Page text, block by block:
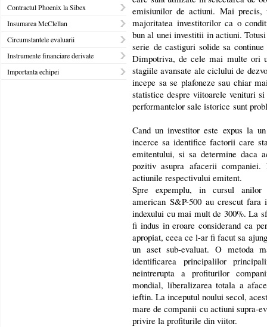
Contractul Phoenix la Sibex
Insumarea McClellan
Circumstantele evaluarii
Instrumente financiare derivate
Importanta echipei
emisiunilor de actiuni. Mai
majoritatea investitorilor ca o
bun al unei investitii in actiuni.
serie de castiguri solide sa
Dimpotriva, de cele mai multe ori
stagiile avansate ale ciclului de
incepe sa se plafoneze sau chiar
statistice despre viitoarele venituri
performantelor sale istorice sunt
Cand un investitor este expus la
incerce sa identifice factorii care
emitentului, si sa determine daca
pozitiv asupra afacerii
actiunile respectivului emitent.
Spre expemplu, in cursul
american S&P-500 au crescut fara
indexului cu mai mult de 300%. La
fi indus in eroare considerand ca
apropiat, ceea ce l-ar fi facut sa
un aset sub-evaluat. O metoda
identificarea principalilor
neintrerupta a profiturilor
mondial, liberalizarea totala a
ieftin. La inceputul noului secol,
mare de companii cu actiuni supra-
privire la profiturile din viitor.